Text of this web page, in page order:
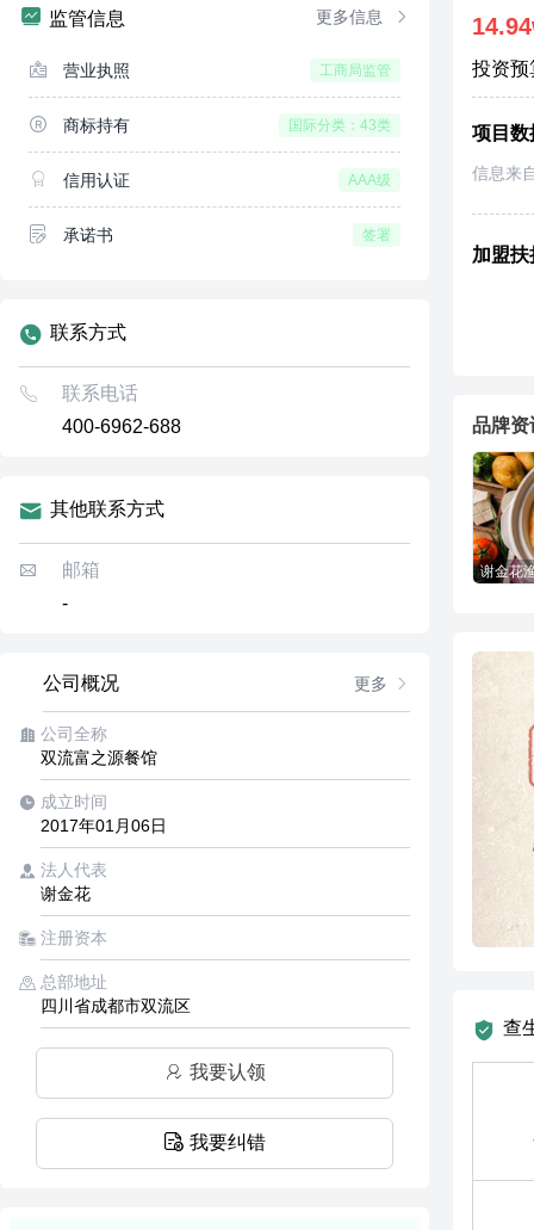
监管信息 更多信息
营业执照 工商局监管
商标持有 国际分类：43类
信用认证 AAA级
承诺书 签署
联系方式
联系电话
400-6962-688
其他联系方式
邮箱
-
公司概况 更多
公司全称
双流富之源餐馆
成立时间
2017年01月06日
法人代表
谢金花
注册资本
总部地址
四川省成都市双流区
我要认领
我要纠错
投资预
项目数
信息来
加盟扶
品牌资
谢金花
查